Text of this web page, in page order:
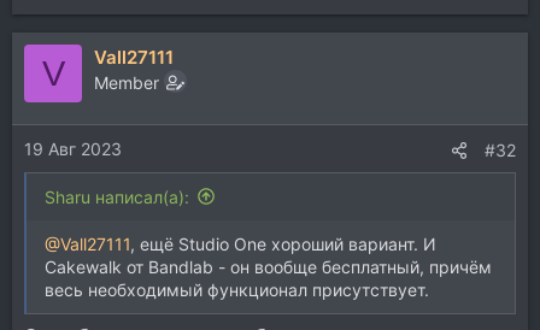
е
а
и
и
:
V Vall27111
Member
19 Авг 2023 #32
Sharu написал(а):
@Vall27111, ещё Studio One хороший вариант. И
Cakewalk от Bandlab - он вообще бесплатный, причём
весь необходимый функционал присутствует.